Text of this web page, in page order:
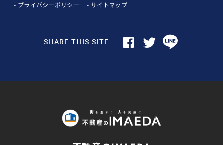
プライバシーポリシー サイトマップ
SHARE THIS SITE